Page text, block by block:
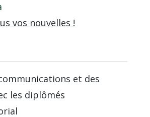
vos nouvelles !
et des
les diplômés